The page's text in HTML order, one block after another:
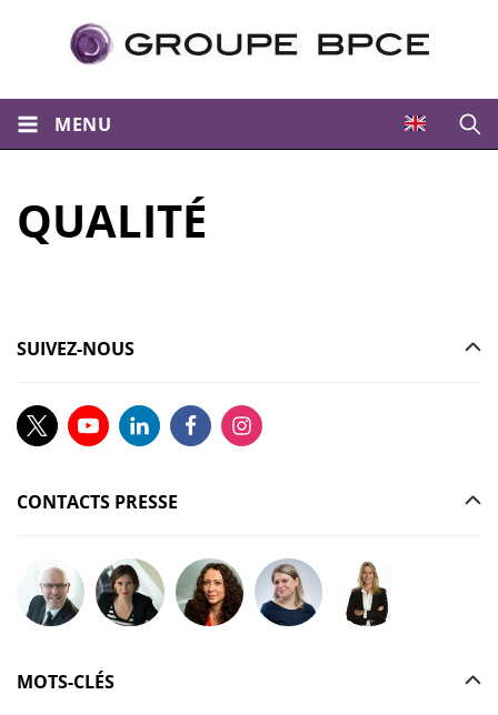
MENU
QUALITÉ
SUIVEZ-NOUS
CONTACTS PRESSE
Poser votre question à Christophe GILBERT
Poser votre question à Fanny KERECKI
Poser votre question à Mélissa
Poser votre question à Marine
Poser votre question
MOTS-CLÉS